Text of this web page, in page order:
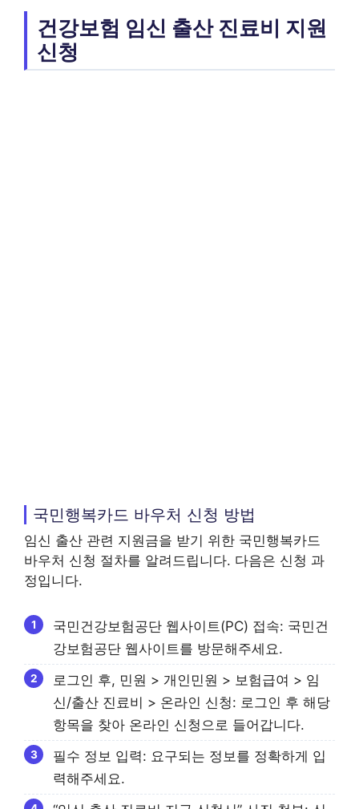
건강보험 임신 출산 진료비 지원
신청
국민행복카드 바우처 신청 방법
임신 출산 관련 지원금을 받기 위한 국민행복카드
바우처 신청 절차를 알려드립니다. 다음은 신청 과
정입니다.
국민건강보험공단 웹사이트(PC) 접속: 국민건
강보험공단 웹사이트를 방문해주세요.
로그인 후, 민원 > 개인민원 > 보험급여 > 임
신/출산 진료비 > 온라인 신청: 로그인 후 해당
항목을 찾아 온라인 신청으로 들어갑니다.
필수 정보 입력: 요구되는 정보를 정확하게 입
력해주세요.